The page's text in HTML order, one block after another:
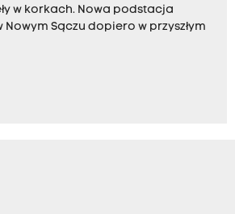
w korkach. Nowa podstacja
Sączu dopiero w przyszłym